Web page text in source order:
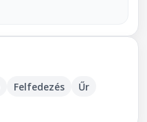
Felfedezés
Űr